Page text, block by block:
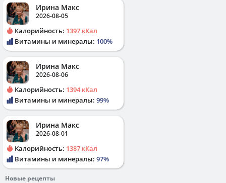
Ирина Макс
2026-08-05
Калорийность: 1397 кКал
Витамины и минералы: 100%
Ирина Макс
2026-08-06
Калорийность: 1394 кКал
Витамины и минералы: 99%
Ирина Макс
2026-08-01
Калорийность: 1387 кКал
Витамины и минералы: 97%
Новые рецепты